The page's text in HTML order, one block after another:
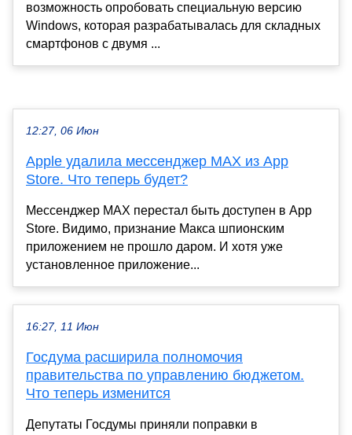
возможность опробовать специальную версию
Windows, которая разрабатывалась для складных
смартфонов с двумя ...
12:27, 06 Июн
Apple удалила мессенджер MAX из App
Store. Что теперь будет?
Мессенджер MAX перестал быть доступен в App
Store. Видимо, признание Макса шпионским
приложением не прошло даром. И хотя уже
установленное приложение...
16:27, 11 Июн
Госдума расширила полномочия
правительства по управлению бюджетом.
Что теперь изменится
Депутаты Госдумы приняли поправки в